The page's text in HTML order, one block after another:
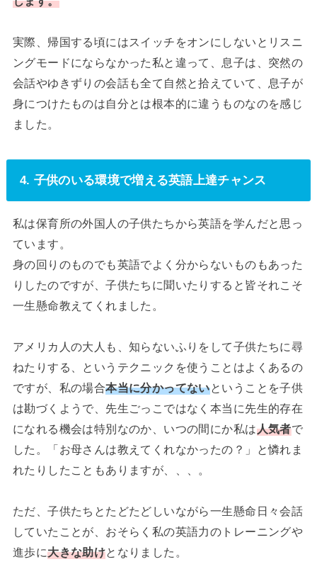
実際、帰国する頃にはスイッチをオンにしないとリスニ
ングモードにならなかった私と違って、息子は、突然の
会話やゆきずりの会話も全て自然と拾えていて、息子が
身につけたものは自分とは根本的に違うものなのを感じ
ました。
4. 子供のいる環境で増える英語上達チャンス
私は保育所の外国人の子供たちから英語を学んだと思っ
ています。
身の回りのものでも英語でよく分からないものもあった
りしたのですが、子供たちに聞いたりすると皆それこそ
一生懸命教えてくれました。
アメリカ人の大人も、知らないふりをして子供たちに尋
ねたりする、というテクニックを使うことはよくあるの
ですが、私の場合本当に分かってないということを子供
は勘づくようで、先生ごっこではなく本当に先生的存在
になれる機会は特別なのか、いつの間にか私は人気者で
した。「お母さんは教えてくれなかったの？」と憐れま
れたりしたこともありますが、、、。
ただ、子供たちとたどたどしいながら一生懸命日々会話
していたことが、おそらく私の英語力のトレーニングや
進歩に大きな助けとなりました。